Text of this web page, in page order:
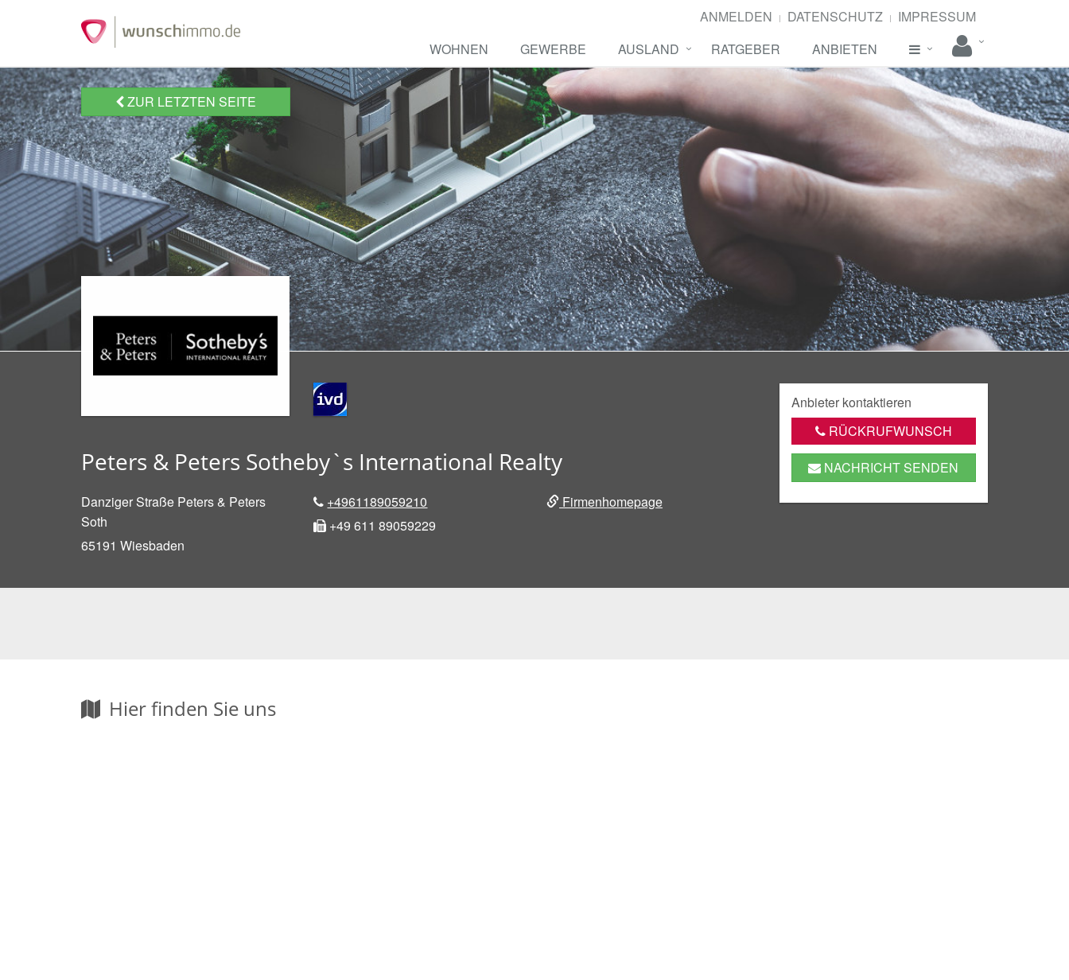
ANMELDEN DATENSCHUTZ
IMPRESSUM
WOHNEN
GEWERBE AUSLAND RATGEBER ANBIETEN
ZUR LETZTEN SEITE
Peters & Peters Sotheby`s International Realty
Danziger Straße Peters & Peters
Soth
65191 Wiesbaden
+4961189059210
+49 611 89059229
Firmenhomepage
Anbieter kontaktieren
RÜCKRUFWUNSCH
NACHRICHT SENDEN
Hier finden Sie uns